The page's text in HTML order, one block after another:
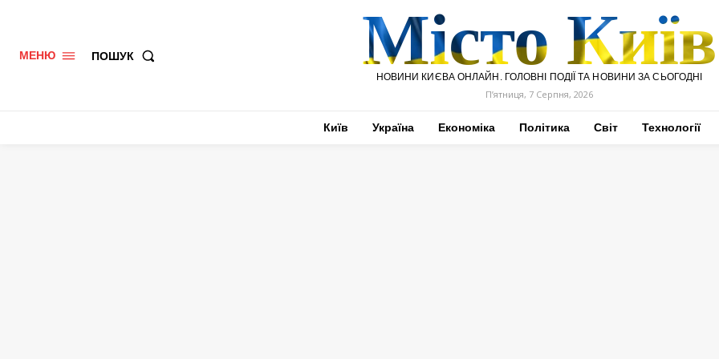
МЕНЮ ПОШУК Місто Київ
НОВИНИ КИЄВА ОНЛАЙН. ГОЛОВНІ ПОДІЇ ТА НОВИНИ ЗА СЬОГОДНІ
П’ятниця, 7 Серпня, 2026
Київ Україна Економіка Політика Світ Технології